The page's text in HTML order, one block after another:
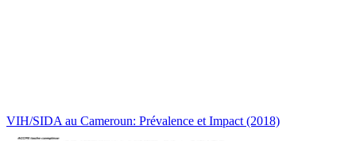
VIH/SIDA au Cameroun: Prévalence et Impact (2018)